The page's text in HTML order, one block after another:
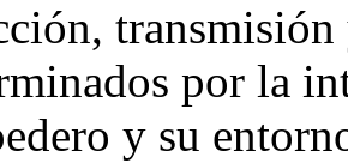
por la
y su